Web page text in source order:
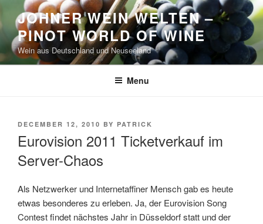
to
content
JOHNER WEIN WELTEN –
PINOT WORLD OF WINE
Wein aus Deutschland und Neuseeland
Menu
POSTED
ON
DECEMBER 12, 2010 BY PATRICK
Eurovision 2011 Ticketverkauf im
Server-Chaos
Als Netzwerker und Internetaffiner Mensch gab es heute
etwas besonderes zu erleben. Ja, der Eurovision Song
Contest findet nächstes Jahr in Düsseldorf statt und der